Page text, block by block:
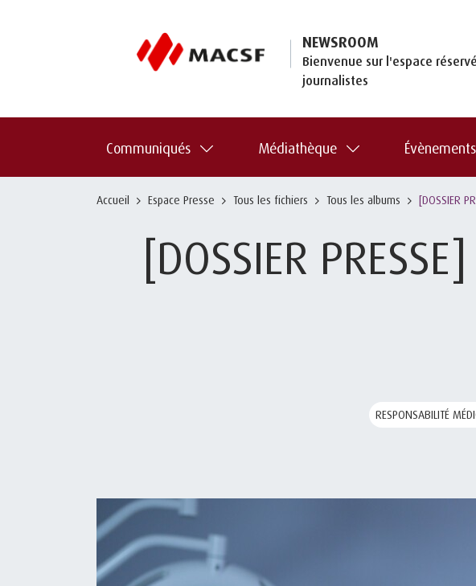
NEWSROOM
Bienvenue sur l'espace
journalistes
Communiqués Médiathèque Évènements
Accueil Espace Presse Tous les fichiers Tous les albums [DOSSIER
[DOSSIER
RESPONSABILITÉ